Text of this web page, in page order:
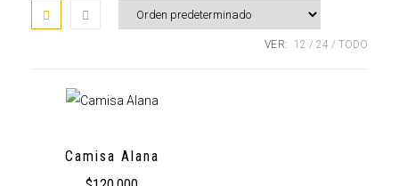
VER: 12 24 TODO
Camisa Alana